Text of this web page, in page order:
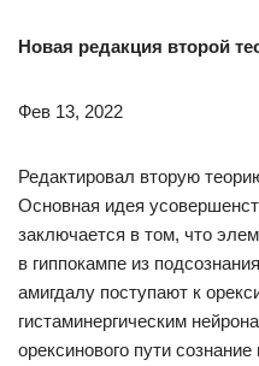
Новая редакция второй
Фев 13, 2022
Редактировал вторую
Основная идея
заключается в том, что
в гиппокампе из
амигдалу поступают к
гистаминергическим
орексинового пути